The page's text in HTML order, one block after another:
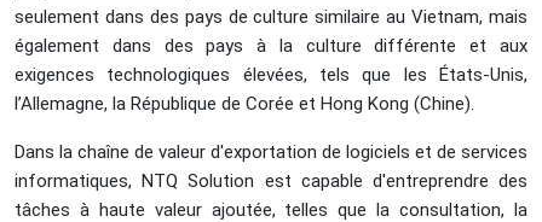
seulement dans des pays de culture similaire au Vietnam, mais
également dans des pays à la culture différente et aux
exigences technologiques élevées, tels que les États-Unis,
l’Allemagne, la République de Corée et Hong Kong (Chine).
Dans la chaîne de valeur d'exportation de logiciels et de services
informatiques, NTQ Solution est capable d'entreprendre des
tâches à haute valeur ajoutée, telles que la consultation, la